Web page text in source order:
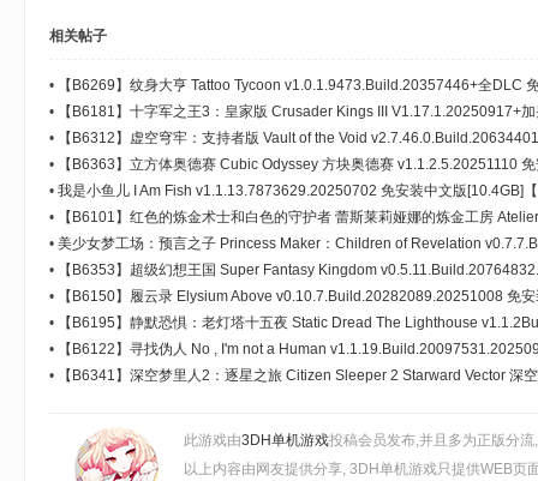
相关帖子
•
【B6269】纹身大亨 Tattoo Tycoon v1.0.1.9473.Build.20357446+全DLC
•
【B6181】十字军之王3：皇家版 Crusader Kings III V1.17.1.20250917+
器 免安装中文豪华版[14.7GB]
•
【B6312】虚空穹牢：支持者版 Vault of the Void
护之盾-地狱烈焰+全DLC 免安装中文版[668MB]
•
【B6363】立方体奥德赛 Cubic Odyssey 方块奥德赛 v1.1.2.5.20251110
• 我是小鱼儿 I Am Fish v1.1.13.7873629.20250702 免安装中文版[10.4GB]
•
【B6101】红色的炼金术士和白色的守护者 蕾斯莱莉娅娜的炼金工房
Alchemist &amp; the White Guardian V1.2.0.20251030-服装组合[夏日伊始
装中文豪华版[11.68GB]
• 美少女梦工场：预言之子 Princess Maker：Children of Revelation
DLC 免安装豪华中文版[1.03GB]【B5548】
•
【B6353】超级幻想王国 Super Fantasy Kingdom
免安装中文豪华版[725MB]
•
【B6150】履云录 Elysium Above v0.10.7.Build.20282089.20251008 免
•
【B6195】静默恐惧：老灯塔十五夜 Static Dread The Lighthouse
装中文版[2.66GB]
•
【B6122】寻找伪人 No , I'm not a Human
[824MB]
•
【B6341】深空梦里人2：逐星之旅 Citizen Sleeper 2 Starward Vector 深
此游戏由3DH单机游戏投稿会员发布,并且多为正版分
以上内容由网友提供分享, 3DH单机游戏只提供WEB